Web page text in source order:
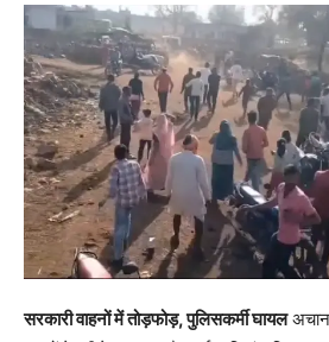
सरकारी वाहनों में तोड़फोड़, पुलिसकर्मी घायल